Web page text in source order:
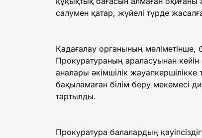
салумен қатар, жүйелі түрде
Қадағалау органының мәліметінше,
Прокуратураның араласуынан
аналары әкімшілік
бақыламаған білім беру мекемесі
тартылды.
Прокуратура балалардың